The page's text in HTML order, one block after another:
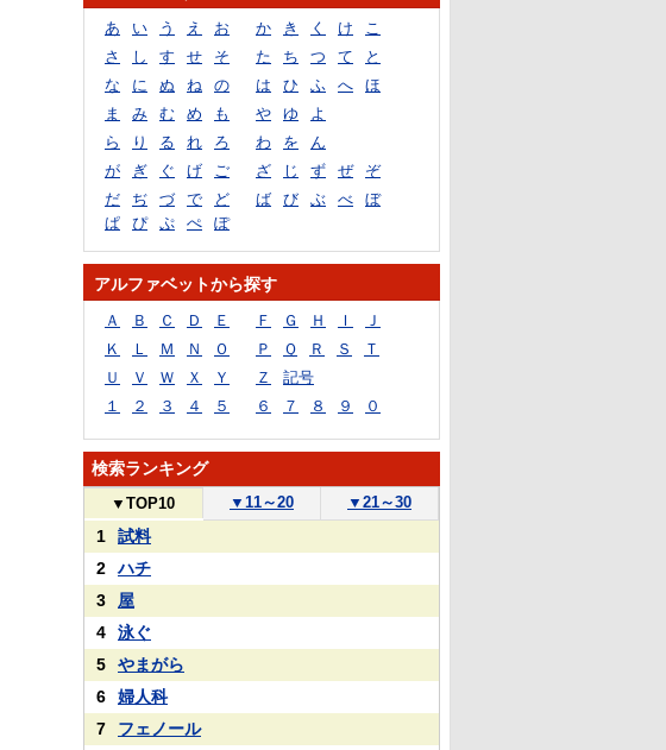
あ い う え お か き く け
こ
さ
し す せ そ た ち つ て
と
な
に ぬ ね の は ひ ふ へ
ほ
ま
み む め も や ゆ
よ
ら
り る れ ろ わ を
ん
が
ぎ ぐ げ ご ざ じ ず ぜ
ぞ
だ
ぢ づ で ど ば び ぶ べ
ぼ
ぱ
ぴ ぷ ぺ ぽ
アルファベットから探す
Ａ Ｂ Ｃ Ｄ Ｅ Ｆ Ｇ Ｈ Ｉ
Ｊ
Ｋ
Ｌ Ｍ Ｎ Ｏ Ｐ Ｑ Ｒ Ｓ
Ｔ
Ｕ
Ｖ Ｗ Ｘ Ｙ Ｚ
記号
１
２ ３ ４ ５ ６ ７ ８ ９ ０
検索ランキング
▼ TOP10 ▼ 11～20 ▼ 21～30
1
試料
2
ハチ
3
屋
4
泳ぐ
5
やまがら
6
婦人科
7
フェノール